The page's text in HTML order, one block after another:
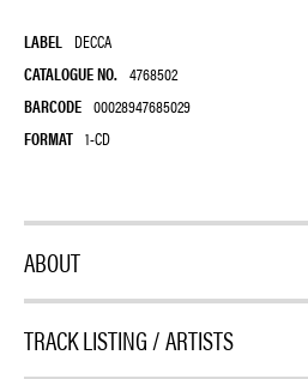
LABEL DECCA
CATALOGUE NO. 4768502
BARCODE 00028947685029
FORMAT 1-CD
ABOUT
TRACK LISTING / ARTISTS